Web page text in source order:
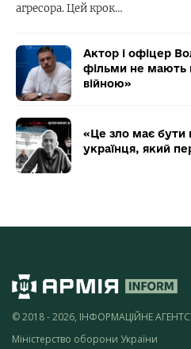
агресора. Цей крок…
Актор і офіцер
фільми не мають
війною»
«Це зло має бути
українця, який
© 2018 - 2026, ІНФОРМАЦІЙНЕ
Міністерство оборони України